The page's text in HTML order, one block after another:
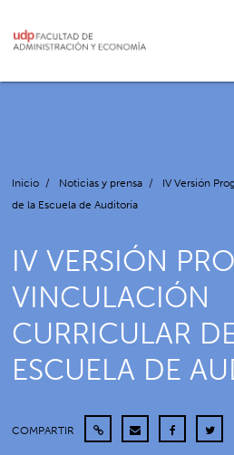
Inicio / Noticias y prensa /
IV Versión
de la Escuela de Auditoría
IV VERSIÓN
VINCULACIÓN
CURRICULAR
ESCUELA DE
COMPARTIR